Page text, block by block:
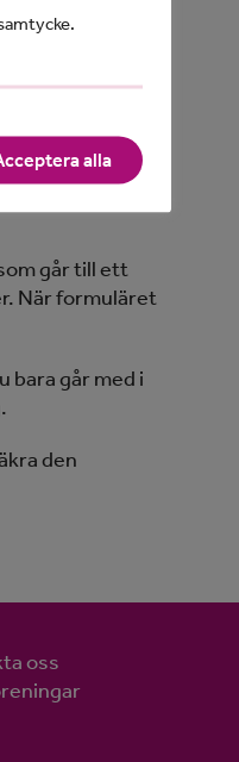
digitalt till
går till ett
När formuläret
bara går med i
den
oss
alla